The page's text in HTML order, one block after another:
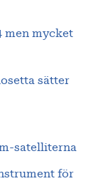
men mycket
sätter
satelliterna
för